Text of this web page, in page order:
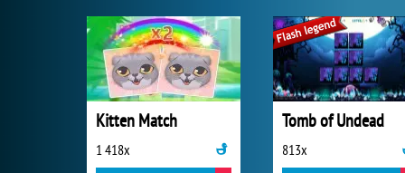
Kitten Match
1 418x
Tomb of Undead
813x